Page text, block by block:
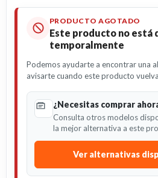
PRODUCTO AGOTADO
Este producto no está
temporalmente
Podemos ayudarte a encontrar una
avisarte cuando este producto
¿Necesitas comprar
Consulta otros modelos
la mejor alternativa a este
Ver alternativas